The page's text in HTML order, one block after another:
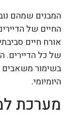
המבנים שמהם
החיים של
אורח חיים
של כל הדיירים.
בשימור משאבים
היומיומי.
מערכת